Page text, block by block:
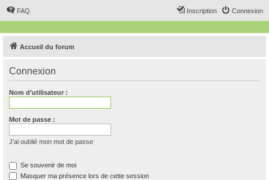
FAQ Connexion
Inscription
Accueil du forum
Connexion
Nom d’utilisateur :
Mot de passe :
J’ai oublié mon mot de passe
Se souvenir de moi
Masquer ma présence lors de cette session